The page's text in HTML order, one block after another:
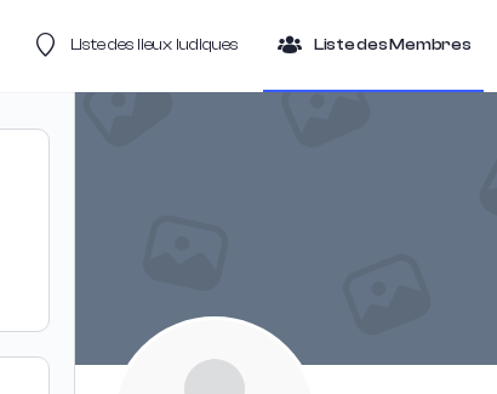
Liste des lieux ludiques Liste des Membres